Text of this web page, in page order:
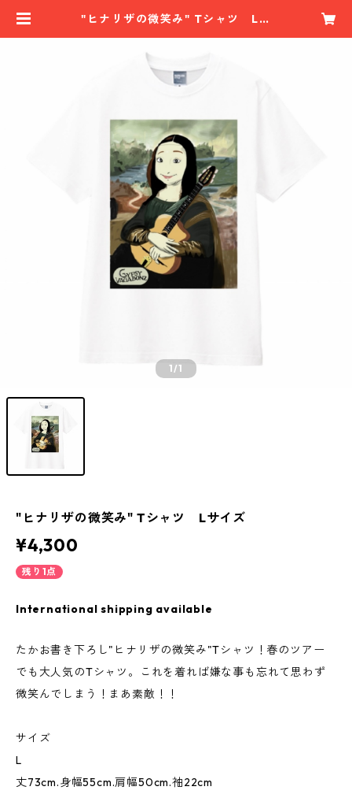
"ヒナリザの微笑み" Tシャツ Lサ
1/1
"ヒナリザの微笑み" Tシャツ Lサイズ
¥4,300
残り1点
International shipping available
たかお書き下ろし"ヒナリザの微笑み"Tシャツ！春のツアー
でも大人気のTシャツ。これを着れば嫌な事も忘れて思わず
微笑んでしまう！まあ素敵！！
サイズ
L
丈73cm.身幅55cm.肩幅50cm.袖22cm